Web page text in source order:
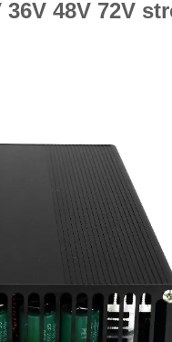
36V 48V 72V